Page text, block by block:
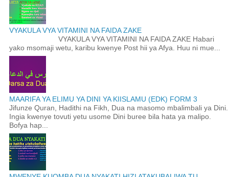
VYAKULA VYA VITAMINI NA FAIDA ZAKE
VYAKULA VYA VITAMINI NA FAIDA ZAKE Habari
yako msomaji wetu, karibu kwenye Post hii ya Afya. Huu ni mue...
MAARIFA YA ELIMU YA DINI YA KIISLAMU (EDK) FORM 3
Jifunze Quran, Hadithi na Fikh, Dua na masomo mbalimbali ya Dini.
Ingia kwenye tovuti yetu usome Dini buree bila hata ya malipo.
Bofya hap...